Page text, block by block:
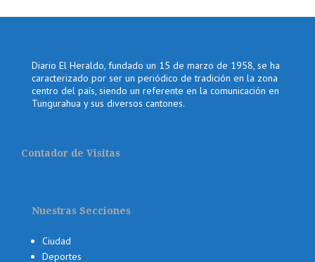
Diario El Heraldo, fundado un 15 de marzo de 1958, se ha
caracterizado por ser un periódico de tradición en la zona
centro del país, siendo un referente en la comunicación en
Tungurahua y sus diversos cantones.
Contador de Visitas
Nuestras Secciones
Ciudad
Deportes